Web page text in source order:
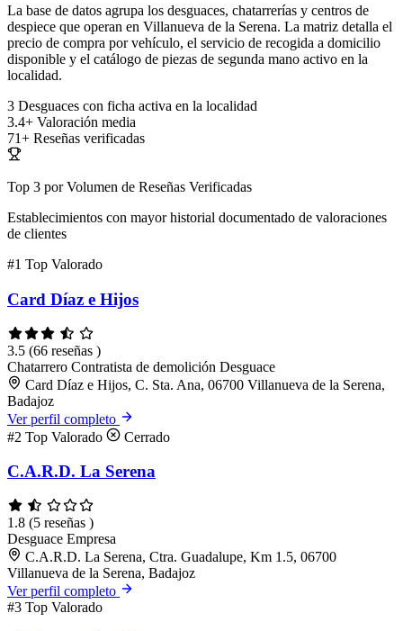
La base de datos agrupa los desguaces, chatarrerías y centros de
despiece que operan en Villanueva de la Serena. La matriz detalla el
precio de compra por vehículo, el servicio de recogida a domicilio
disponible y el catálogo de piezas de segunda mano activo en la
localidad.
3 Desguaces con ficha activa en la localidad
3.4+ Valoración media
71+ Reseñas verificadas
Top 3 por Volumen de Reseñas Verificadas
Establecimientos con mayor historial documentado de valoraciones
de clientes
#1 Top Valorado
Card Díaz e Hijos
3.5 (66 reseñas )
Chatarrero Contratista de demolición Desguace
Card Díaz e Hijos, C. Sta. Ana, 06700 Villanueva de la Serena,
Badajoz
Ver perfil completo
#2 Top Valorado Cerrado
C.A.R.D. La Serena
1.8 (5 reseñas )
Desguace Empresa
C.A.R.D. La Serena, Ctra. Guadalupe, Km 1.5, 06700
Villanueva de la Serena, Badajoz
Ver perfil completo
#3 Top Valorado